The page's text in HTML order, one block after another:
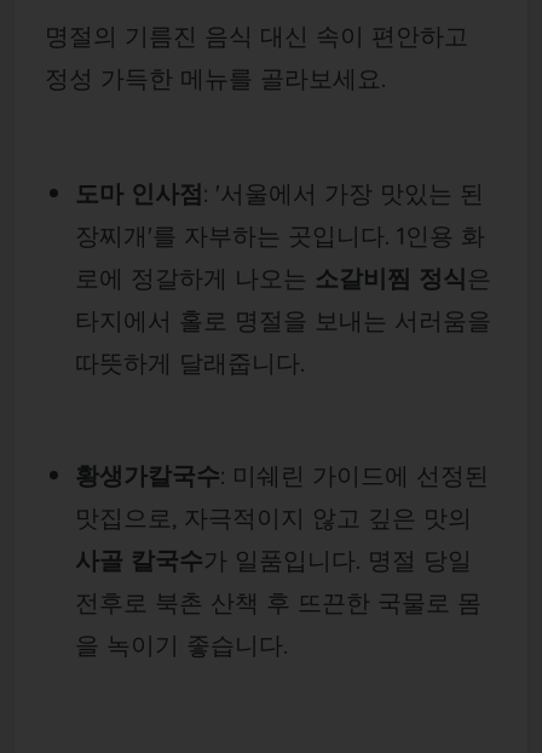
명절의 기름진 음식 대신 속이 편안하고
정성 가득한 메뉴를 골라보세요.
도마 인사점: '서울에서 가장 맛있는 된
장찌개'를 자부하는 곳입니다. 1인용 화
로에 정갈하게 나오는 소갈비찜 정식은
타지에서 홀로 명절을 보내는 서러움을
따뜻하게 달래줍니다.
황생가칼국수: 미쉐린 가이드에 선정된
맛집으로, 자극적이지 않고 깊은 맛의
사골 칼국수가 일품입니다. 명절 당일
전후로 북촌 산책 후 뜨끈한 국물로 몸
을 녹이기 좋습니다.